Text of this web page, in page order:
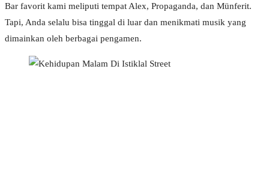
Bar favorit kami meliputi tempat Alex, Propaganda, dan Münferit.
Tapi, Anda selalu bisa tinggal di luar dan menikmati musik yang
dimainkan oleh berbagai pengamen.